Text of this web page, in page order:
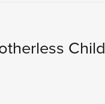
Child